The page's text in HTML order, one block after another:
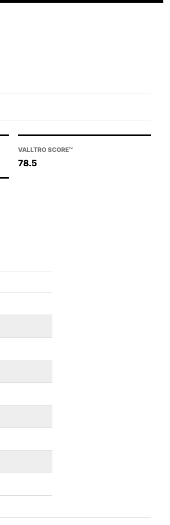
VALLTRO SCORE™
78.5